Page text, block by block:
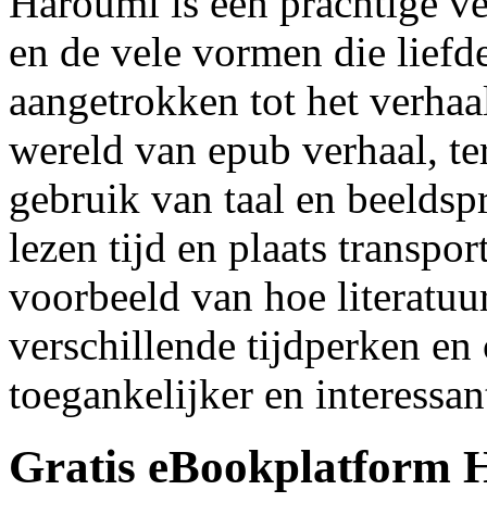
en de vele vormen die
aangetrokken tot het
wereld van epub verhaal,
gebruik van taal en
lezen tijd en plaats
voorbeeld van hoe
verschillende tijdperken en
toegankelijker en
Gratis eBookplatform